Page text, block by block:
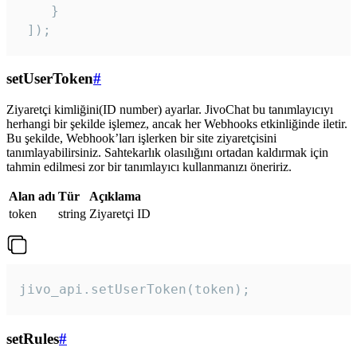
    }
]);
setUserToken#
Ziyaretçi kimliğini(ID number) ayarlar. JivoChat bu tanımlayıcıyı
herhangi bir şekilde işlemez, ancak her Webhooks etkinliğinde iletir.
Bu şekilde, Webhook’ları işlerken bir site ziyaretçisini
tanımlayabilirsiniz. Sahtekarlık olasılığını ortadan kaldırmak için
tahmin edilmesi zor bir tanımlayıcı kullanmanızı öneririz.
Alan adı Tür
Açıklama
token
string Ziyaretçi ID
jivo_api.setUserToken(token);
setRules#